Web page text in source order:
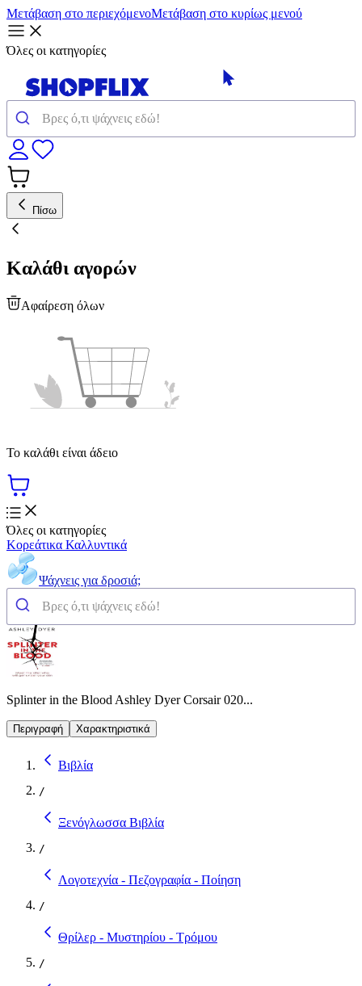
Μετάβαση στο περιεχόμενοΜετάβαση στο κυρίως μενού
Όλες οι κατηγορίες
Πίσω
Καλάθι αγορών
Αφαίρεση όλων
Το καλάθι είναι άδειο
Όλες οι κατηγορίες
Κορεάτικα Καλλυντικά
Ψάχνεις για δροσιά;
Splinter in the Blood Ashley Dyer Corsair 020...
Περιγραφή Χαρακτηριστικά
Βιβλία
/
Ξενόγλωσσα Βιβλία
/
Λογοτεχνία - Πεζογραφία - Ποίηση
/
Θρίλερ - Μυστηρίου - Τρόμου
/